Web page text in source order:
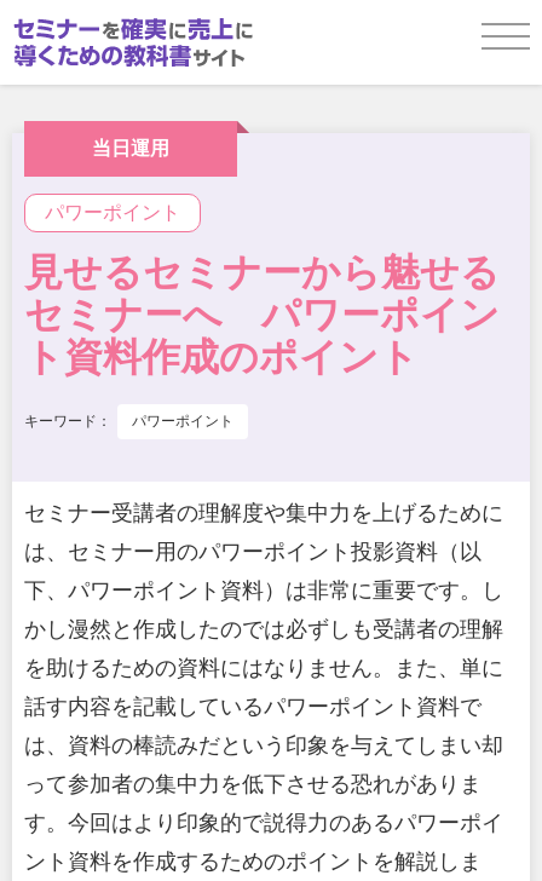
参加者フォローアップ
当日運用
パワーポイント
見せるセミナーから魅せる
セミナーへ パワーポイン
ト資料作成のポイント
キーワード： パワーポイント
セミナー受講者の理解度や集中力を上げるために
は、セミナー用のパワーポイント投影資料（以
下、パワーポイント資料）は非常に重要です。し
かし漫然と作成したのでは必ずしも受講者の理解
を助けるための資料にはなりません。また、単に
話す内容を記載しているパワーポイント資料で
は、資料の棒読みだという印象を与えてしまい却
って参加者の集中力を低下させる恐れがありま
す。今回はより印象的で説得力のあるパワーポイ
ント資料を作成するためのポイントを解説しま